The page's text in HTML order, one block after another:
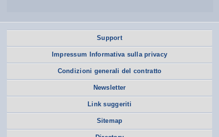
Support
Impressum Informativa sulla privacy
Condizioni generali del contratto
Newsletter
Link suggeriti
Sitemap